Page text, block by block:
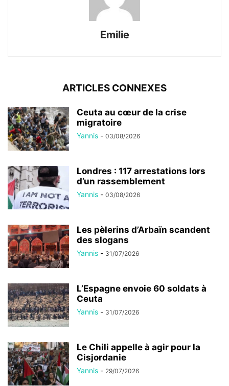
Emilie
ARTICLES CONNEXES
Ceuta au cœur de la crise
migratoire
Yannis - 03/08/2026
Londres : 117 arrestations lors
d’un rassemblement
Yannis - 03/08/2026
Les pèlerins d’Arbaïn scandent
des slogans
Yannis - 31/07/2026
L’Espagne envoie 60 soldats à
Ceuta
Yannis - 31/07/2026
Le Chili appelle à agir pour la
Cisjordanie
Yannis - 29/07/2026